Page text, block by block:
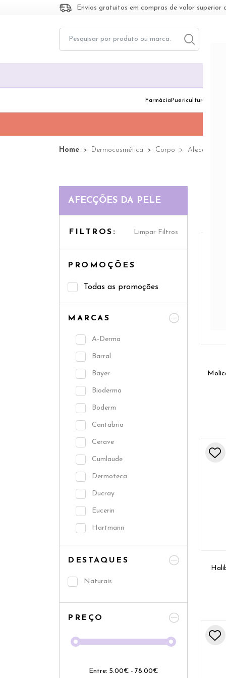
Envios gratuitos em compras de valor
FarmáciaToggle
Puericultura
Home Dermocosmética Corpo Afecções
AFECÇÕES DA PELE
FILTROS: Limpar Filtros
PROMOÇÕES
Todas as promoções
MARCAS
A-Derma
Barral
Bayer
Bioderma
Boderm
Cantabria
Cerave
Cumlaude
Dermoteca
Ducray
Eucerin
Hartmann
Ioox
Isdin
La Roche Posay
Martiderm
DESTAQUES
Naturais
PREÇO
Entre: 5.00€ - 78.00€